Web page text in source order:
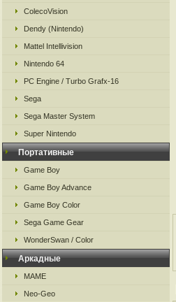
ColecoVision
Dendy (Nintendo)
Mattel Intellivision
Nintendo 64
PC Engine / Turbo Grafx-16
Sega
Sega Master System
Super Nintendo
Портативные
Game Boy
Game Boy Advance
Game Boy Color
Sega Game Gear
WonderSwan / Color
Аркадные
MAME
Neo-Geo